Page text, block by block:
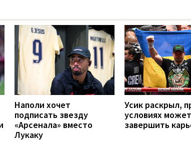
Наполи хочет
подписать звезду
«Арсенала» вместо
Лукаку
Усик раскрыл,
условиях может
завершить